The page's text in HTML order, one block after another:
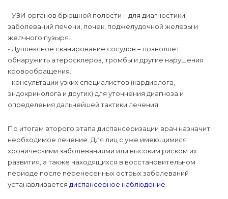
- УЗИ органов брюшной полости – для диагностики
заболеваний печени, почек, поджелудочной железы и
желчного пузыря.
- Дуплексное сканирование сосудов – позволяет
обнаружить атеросклероз, тромбы и другие нарушения
кровообращения.
- консультации узких специалистов (кардиолога,
эндокринолога и других) для уточнения диагноза и
определения дальнейшей тактики лечения.
По итогам второго этапа диспансеризации врач назначит
необходимое лечение. Для лиц с уже имеющимися
хроническими заболеваниями или высоким риском их
развития, а также находящихся в восстановительном
периоде после перенесенных острых заболеваний
устанавливается диспансерное наблюдение